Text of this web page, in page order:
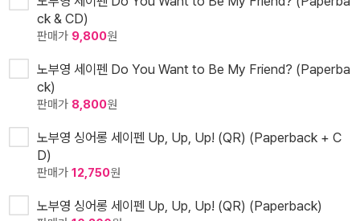
ck & CD)
판매가 9,800원
노부영 세이펜 Do You Want to Be My Friend? (Paperba
ck)
판매가 8,800원
노부영 싱어롱 세이펜 Up, Up, Up! (QR) (Paperback + C
D)
판매가 12,750원
노부영 싱어롱 세이펜 Up, Up, Up! (QR) (Paperback)